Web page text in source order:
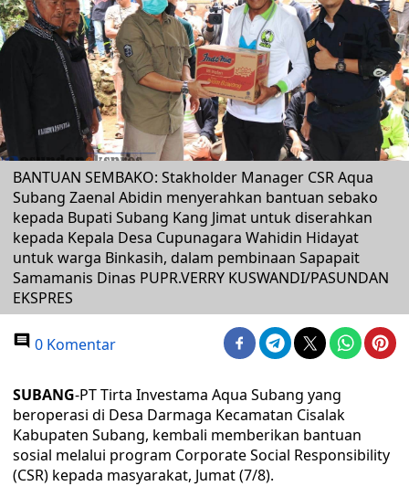
BANTUAN SEMBAKO: Stakholder Manager CSR Aqua
Subang Zaenal Abidin menyerahkan bantuan sebako
kepada Bupati Subang Kang Jimat untuk diserahkan
kepada Kepala Desa Cupunagara Wahidin Hidayat
untuk warga Binkasih, dalam pembinaan Sapapait
Samamanis Dinas PUPR.VERRY KUSWANDI/PASUNDAN
EKSPRES
0 Komentar
SUBANG-PT Tirta Investama Aqua Subang yang
beroperasi di Desa Darmaga Kecamatan Cisalak
Kabupaten Subang, kembali memberikan bantuan
sosial melalui program Corporate Social Responsibility
(CSR) kepada masyarakat, Jumat (7/8).